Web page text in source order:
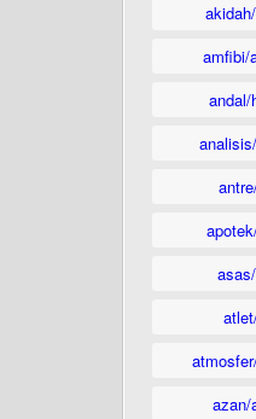
amfibi/
andal/
azan/